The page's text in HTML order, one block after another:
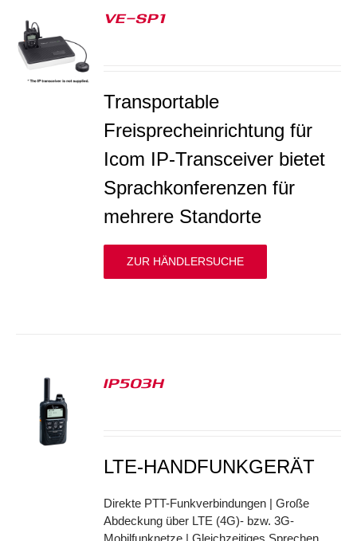
VE-SP1
Transportable
Freisprecheinrichtung für
Icom IP-Transceiver bietet
Sprachkonferenzen für
mehrere Standorte
ZUR HÄNDLERSUCHE
IP503H
LTE-HANDFUNKGERÄT
Direkte PTT-Funkverbindungen | Große
Abdeckung über LTE (4G)- bzw. 3G-
Mobilfunknetze | Gleichzeitiges Sprechen